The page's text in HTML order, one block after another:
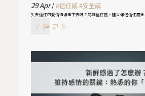
29Apr /#信任感#安全感
失去信任的愛情值得走下去嗎？認識信任感，建立伴侶信任關係
了解更多